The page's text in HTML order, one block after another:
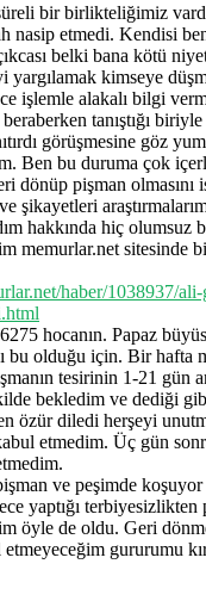
bir birlikteliğimiz
nasip etmedi. Kendisi
belki bana kötü
yargılamak kimseye
işlemle alakalı bilgi
tanıştığı
görüşmesine göz
Ben bu duruma çok
dönüp pişman
şikayetleri
hakkında hiç olumsuz
memurlar.net sitesinde
haber/1038937/ali-
hocanın. Papaz
bu olduğu için. Bir hafta
tesirinin 1-21 gün
bekledim ve dediği
özür diledi herşeyi
etmedim. Üç gün
ve peşimde koşuyor
yaptığı terbiyesizlikten
öyle de oldu. Geri
gururumu